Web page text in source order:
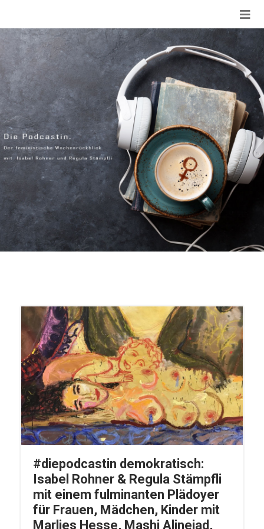
#diepodcastin demokratisch:
Isabel Rohner & Regula Stämpfli
mit einem fulminanten Plädoyer
für Frauen, Mädchen, Kinder mit
Marlies Hesse, Mashi Alinejad,